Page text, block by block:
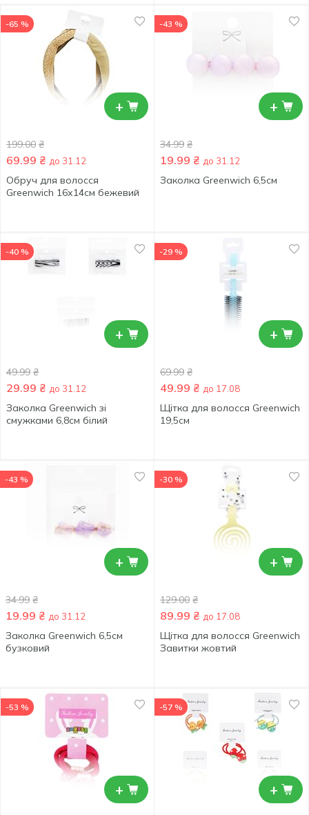
+
-65 %
199.00 ₴
69.99 ₴ до 31.12
Обруч для волосся
Greenwich 16х14см бежевий
+
-43 %
34.99 ₴
19.99 ₴ до 31.12
Заколка Greenwich 6,5см
+
-40 %
49.99 ₴
29.99 ₴ до 31.12
Заколка Greenwich зі
смужками 6,8см білий
+
-29 %
69.99 ₴
49.99 ₴ до 17.08
Щітка для волосся Greenwich
19,5см
+
-43 %
34.99 ₴
19.99 ₴ до 31.12
Заколка Greenwich 6,5см
бузковий
+
-30 %
129.00 ₴
89.99 ₴ до 17.08
Щітка для волосся Greenwich
Завитки жовтий
+
-53 %
+
-57 %